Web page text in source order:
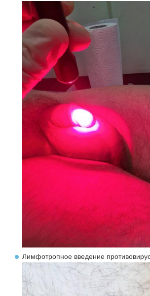
Лимфотропное введение